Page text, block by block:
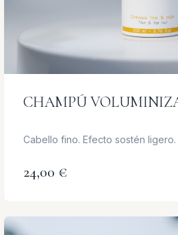
CHAMPÚ
Cabello fino. Efecto sostén ligero.
24,00 €